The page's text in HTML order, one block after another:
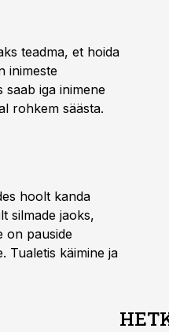
teadma, et hoida
inimeste
saab iga inimene
rohkem säästa.
hoolt kanda
silmade jaoks,
on pauside
Tualetis käimine ja